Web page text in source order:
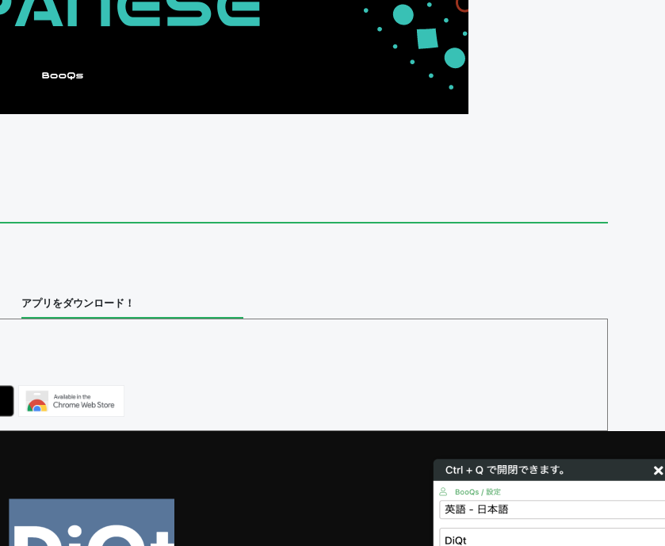
アプリをダウンロード！